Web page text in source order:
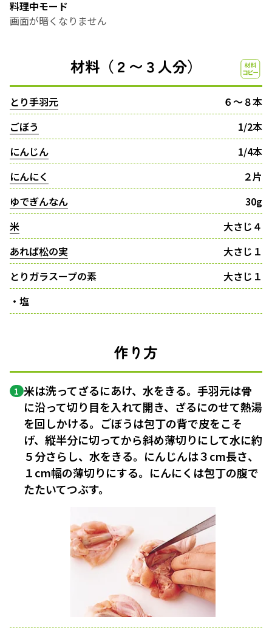
料理中モード
画面が暗くなりません
材料（２〜３人分）
とり手羽元
６〜８本
ごぼう
1/2本
にんじん
1/4本
にんにく
２片
ゆでぎんなん
30g
米
大さじ４
あれば松の実
大さじ１
とりガラスープの素
大さじ１
・塩
作り方
1 米は洗ってざるにあけ、水をきる。手羽元は骨
に沿って切り目を入れて開き、ざるにのせて熱湯
を回しかける。ごぼうは包丁の背で皮をこそ
げ、縦半分に切ってから斜め薄切りにして水に約
５分さらし、水をきる。にんじんは３cm長さ、
１cm幅の薄切りにする。にんにくは包丁の腹で
たたいてつぶす。